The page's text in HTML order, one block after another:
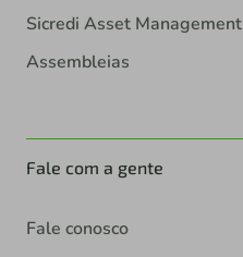
Sicredi Asset Management
Assembleias
Fale com a gente
Fale conosco